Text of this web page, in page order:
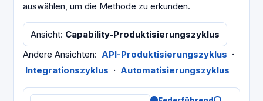
auswählen, um die Methode zu erkunden.
Ansicht: Capability-Produktisierungszyklus
Andere Ansichten: API-Produktisierungszyklus ·
Integrationszyklus · Automatisierungszyklus